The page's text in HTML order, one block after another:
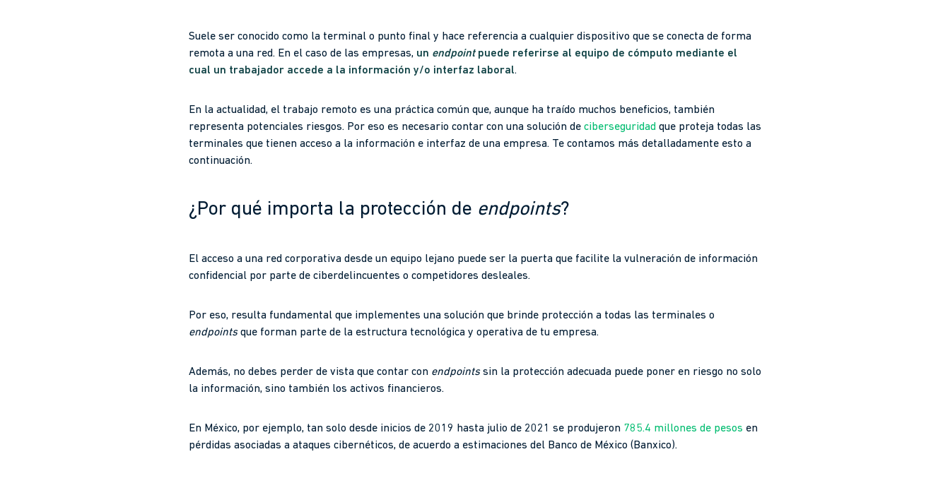
Suele ser conocido como la terminal o punto final y hace referencia a cualquier dispositivo que se conecta de forma
remota a una red. En el caso de las empresas, un endpointpuede referirse al equipo de cómputo mediante el
cual un trabajador accede a la información y/o interfaz laboral.
En la actualidad, el trabajo remoto es una práctica común que, aunque ha traído muchos beneficios, también
representa potenciales riesgos. Por eso es necesario contar con una solución de ciberseguridad que proteja todas las
terminales que tienen acceso a la información e interfaz de una empresa. Te contamos más detalladamente esto a
continuación.
¿Por qué importa la protección de endpoints?
El acceso a una red corporativa desde un equipo lejano puede ser la puerta que facilite la vulneración de información
confidencial por parte de ciberdelincuentes o competidores desleales.
Por eso, resulta fundamental que implementes una solución que brinde protección a todas las terminales o
endpointsque forman parte de la estructura tecnológica y operativa de tu empresa.
Además, no debes perder de vista que contar con endpointssin la protección adecuada puede poner en riesgo no solo
la información, sino también los activos financieros.
En México, por ejemplo, tan solo desde inicios de 2019 hasta julio de 2021 se produjeron 785.4 millones de pesos en
pérdidas asociadas a ataques cibernéticos, de acuerdo a estimaciones del Banco de México (Banxico).